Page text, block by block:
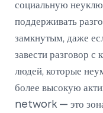
социальную
поддерживать
замкнутым, даже
завести разговор
людей, которые
более высокую
network — это зона